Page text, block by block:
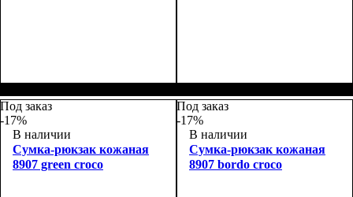
32*27*14
32*27*14
Под заказ
-17%
В наличии
Сумка-рюкзак кожаная
8907 green croco
Под заказ
-17%
В наличии
Сумка-рюкзак кожаная
8907 bordo croco